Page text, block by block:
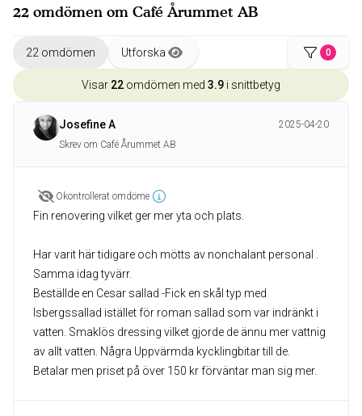
22 omdömen om Café Årummet AB
22 omdömen Utforska 0
Visar 22 omdömen med 3.9 i snittbetyg
Josefine A
2025-04-20
Skrev om Café Årummet AB
Okontrollerat omdöme
Fin renovering vilket ger mer yta och plats.
Har varit här tidigare och mötts av nonchalant personal .
Samma idag tyvärr.
Beställde en Cesar sallad -Fick en skål typ med
Isbergssallad istället för roman sallad som var indränkt i
vatten. Smaklös dressing vilket gjorde de ännu mer vattnig
av allt vatten. Några Uppvärmda kycklingbitar till de.